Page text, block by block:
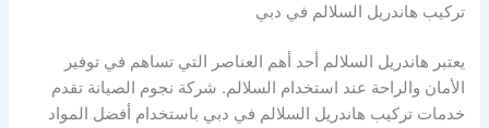
تركيب هاندريل السلالم في دبي
يعتبر هاندريل السلالم أحد أهم العناصر التي تساهم في توفير
الأمان والراحة عند استخدام السلالم. شركة نجوم الصيانة تقدم
خدمات تركيب هاندريل السلالم في دبي باستخدام أفضل المواد